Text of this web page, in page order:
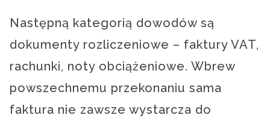
Następną kategorią dowodów są
dokumenty rozliczeniowe – faktury VAT,
rachunki, noty obciążeniowe. Wbrew
powszechnemu przekonaniu sama
faktura nie zawsze wystarcza do